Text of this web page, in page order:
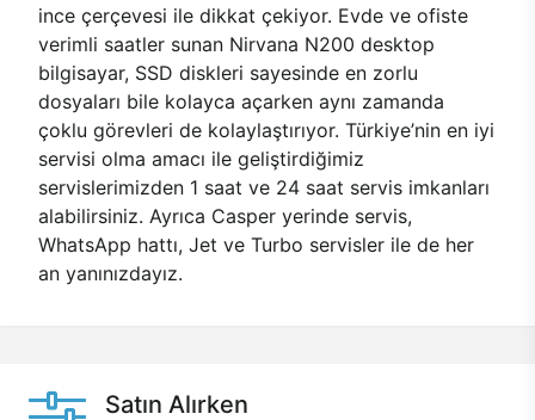
ince çerçevesi ile dikkat çekiyor. Evde ve ofiste
verimli saatler sunan Nirvana N200 desktop
bilgisayar, SSD diskleri sayesinde en zorlu
dosyaları bile kolayca açarken aynı zamanda
çoklu görevleri de kolaylaştırıyor. Türkiye’nin en iyi
servisi olma amacı ile geliştirdiğimiz
servislerimizden 1 saat ve 24 saat servis imkanları
alabilirsiniz. Ayrıca Casper yerinde servis,
WhatsApp hattı, Jet ve Turbo servisler ile de her
an yanınızdayız.
Satın Alırken